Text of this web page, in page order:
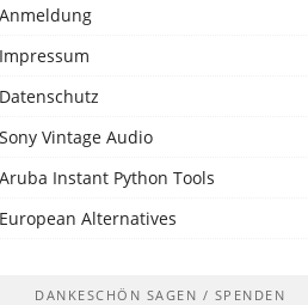
Anmeldung
Impressum
Datenschutz
Sony Vintage Audio
Aruba Instant Python Tools
European Alternatives
DANKESCHÖN SAGEN / SPENDEN